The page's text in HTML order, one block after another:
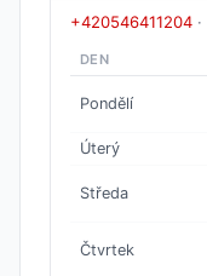
+420546411204 ·
DEN
Pondělí
Úterý
Středa
Čtvrtek